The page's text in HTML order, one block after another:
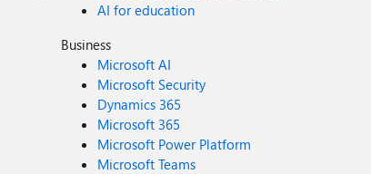
AI for education
Business
Microsoft AI
Microsoft Security
Dynamics 365
Microsoft 365
Microsoft Power Platform
Microsoft Teams